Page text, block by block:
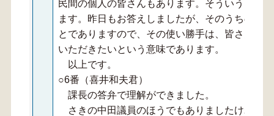
民間の個人の皆さんもあります。そういう団体
ます。昨日もお答えしましたが、そのうちのコ
とでありますので、その使い勝手は、皆さんそ
いただきたいという意味であります。
以上です。
○6番（喜井和夫君）
課長の答弁で理解ができました。
さきの中田議員のほうでもありましたけれど